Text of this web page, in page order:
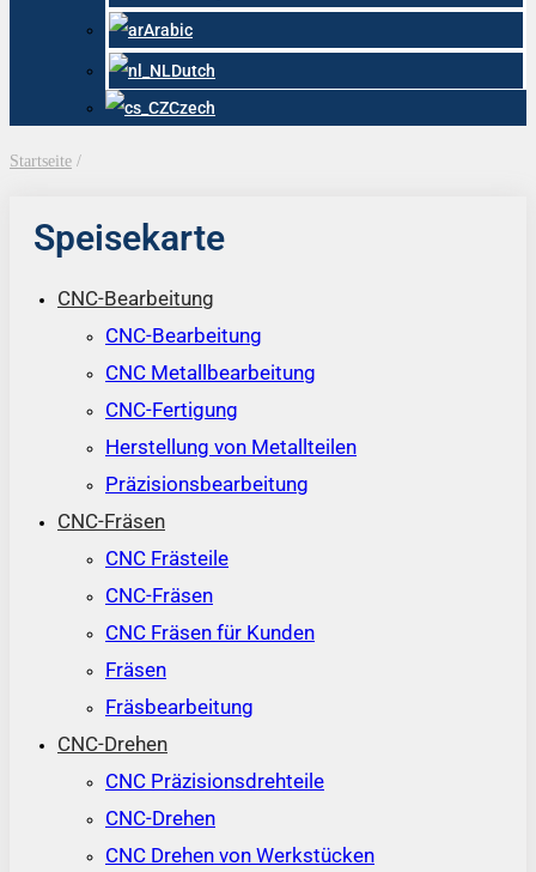
Arabic
Dutch
Czech
Startseite /
Speisekarte
CNC-Bearbeitung
CNC-Bearbeitung
CNC Metallbearbeitung
CNC-Fertigung
Herstellung von Metallteilen
Präzisionsbearbeitung
CNC-Fräsen
CNC Frästeile
CNC-Fräsen
CNC Fräsen für Kunden
Fräsen
Fräsbearbeitung
CNC-Drehen
CNC Präzisionsdrehteile
CNC-Drehen
CNC Drehen von Werkstücken